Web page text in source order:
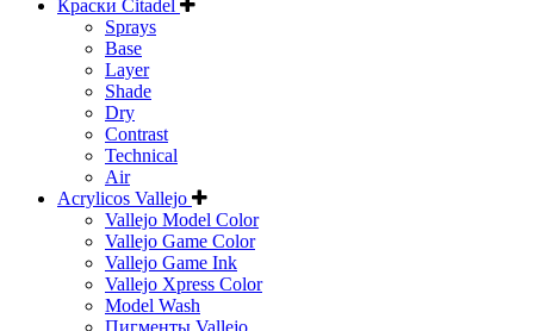
Краски Citadel
Sprays
Base
Layer
Shade
Dry
Contrast
Technical
Air
Acrylicos Vallejo
Vallejo Model Color
Vallejo Game Color
Vallejo Game Ink
Vallejo Xpress Color
Model Wash
Пигменты Vallejo